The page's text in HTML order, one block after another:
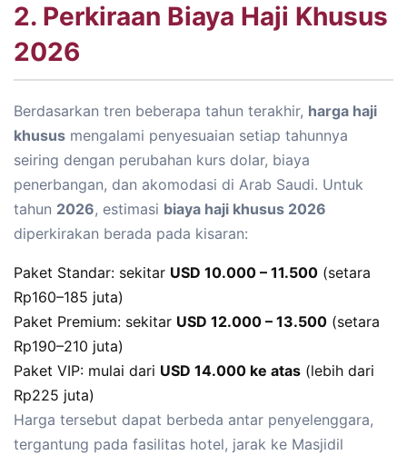
2. Perkiraan Biaya Haji Khusus
2026
Berdasarkan tren beberapa tahun terakhir, harga haji
khusus mengalami penyesuaian setiap tahunnya
seiring dengan perubahan kurs dolar, biaya
penerbangan, dan akomodasi di Arab Saudi. Untuk
tahun 2026, estimasi biaya haji khusus 2026
diperkirakan berada pada kisaran:
Paket Standar: sekitar USD 10.000 – 11.500 (setara
Rp160–185 juta)
Paket Premium: sekitar USD 12.000 – 13.500 (setara
Rp190–210 juta)
Paket VIP: mulai dari USD 14.000 ke atas (lebih dari
Rp225 juta)
Harga tersebut dapat berbeda antar penyelenggara,
tergantung pada fasilitas hotel, jarak ke Masjidil